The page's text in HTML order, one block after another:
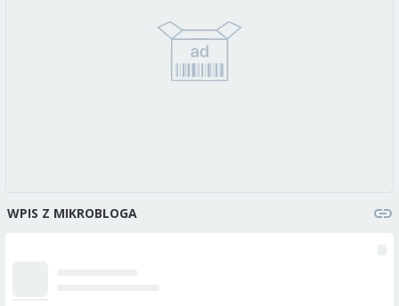
WPIS Z MIKROBLOGA